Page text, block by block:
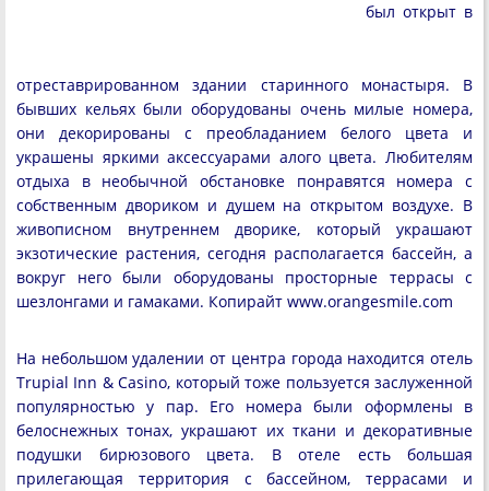
был открыт в
отреставрированном здании старинного монастыря. В
бывших кельях были оборудованы очень милые номера,
они декорированы с преобладанием белого цвета и
украшены яркими аксессуарами алого цвета. Любителям
отдыха в необычной обстановке понравятся номера с
собственным двориком и душем на открытом воздухе. В
живописном внутреннем дворике, который украшают
экзотические растения, сегодня располагается бассейн, а
вокруг него были оборудованы просторные террасы с
шезлонгами и гамаками. Копирайт www.orangesmile.com
На небольшом удалении от центра города находится отель
Trupial Inn & Casino, который тоже пользуется заслуженной
популярностью у пар. Его номера были оформлены в
белоснежных тонах, украшают их ткани и декоративные
подушки бирюзового цвета. В отеле есть большая
прилегающая территория с бассейном, террасами и